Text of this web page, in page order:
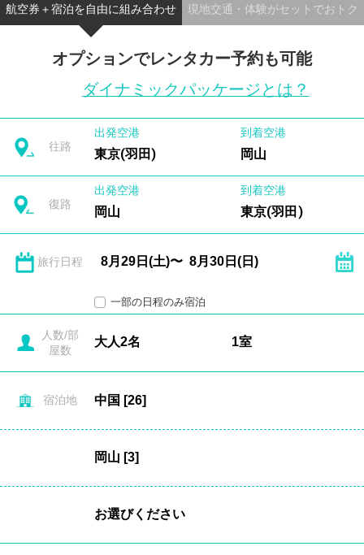
航空券＋宿泊を自由に組み合わせ 現地交通・体験がセットでおトク
オプションでレンタカー予約も可能
ダイナミックパッケージとは？
往路
出発空港
東京(羽田)
到着空港
岡山
復路
出発空港
岡山
到着空港
東京(羽田)
旅行日程
一部の日程のみ宿泊
人数/部
屋数
宿泊地